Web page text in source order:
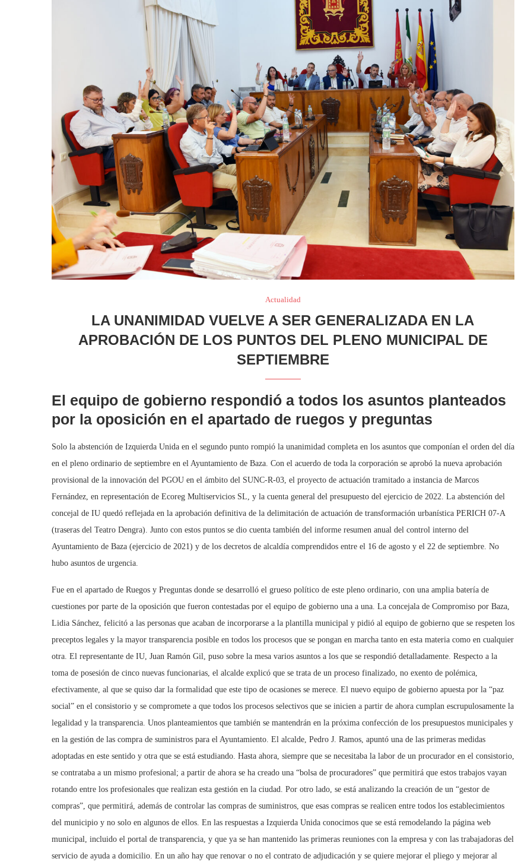
Actualidad
LA UNANIMIDAD VUELVE A SER GENERALIZADA EN LA
APROBACIÓN DE LOS PUNTOS DEL PLENO MUNICIPAL DE
SEPTIEMBRE
El equipo de gobierno respondió a todos los asuntos planteados
por la oposición en el apartado de ruegos y preguntas
Solo la abstención de Izquierda Unida en el segundo punto rompió la unanimidad completa en los asuntos que componían el orden del día
en el pleno ordinario de septiembre en el Ayuntamiento de Baza. Con el acuerdo de toda la corporación se aprobó la nueva aprobación
provisional de la innovación del PGOU en el ámbito del SUNC-R-03, el proyecto de actuación tramitado a instancia de Marcos
Fernández, en representación de Ecoreg Multiservicios SL, y la cuenta general del presupuesto del ejercicio de 2022. La abstención del
concejal de IU quedó reflejada en la aprobación definitiva de la delimitación de actuación de transformación urbanística PERICH 07-A
(traseras del Teatro Dengra). Junto con estos puntos se dio cuenta también del informe resumen anual del control interno del
Ayuntamiento de Baza (ejercicio de 2021) y de los decretos de alcaldía comprendidos entre el 16 de agosto y el 22 de septiembre. No
hubo asuntos de urgencia.
Fue en el apartado de Ruegos y Preguntas donde se desarrolló el grueso político de este pleno ordinario, con una amplia batería de
cuestiones por parte de la oposición que fueron contestadas por el equipo de gobierno una a una. La concejala de Compromiso por Baza,
Lidia Sánchez, felicitó a las personas que acaban de incorporarse a la plantilla municipal y pidió al equipo de gobierno que se respeten los
preceptos legales y la mayor transparencia posible en todos los procesos que se pongan en marcha tanto en esta materia como en cualquier
otra. El representante de IU, Juan Ramón Gil, puso sobre la mesa varios asuntos a los que se respondió detalladamente. Respecto a la
toma de posesión de cinco nuevas funcionarias, el alcalde explicó que se trata de un proceso finalizado, no exento de polémica,
efectivamente, al que se quiso dar la formalidad que este tipo de ocasiones se merece. El nuevo equipo de gobierno apuesta por la “paz
social” en el consistorio y se compromete a que todos los procesos selectivos que se inicien a partir de ahora cumplan escrupulosamente la
legalidad y la transparencia. Unos planteamientos que también se mantendrán en la próxima confección de los presupuestos municipales y
en la gestión de las compra de suministros para el Ayuntamiento. El alcalde, Pedro J. Ramos, apuntó una de las primeras medidas
adoptadas en este sentido y otra que se está estudiando. Hasta ahora, siempre que se necesitaba la labor de un procurador en el consistorio,
se contrataba a un mismo profesional; a partir de ahora se ha creado una “bolsa de procuradores” que permitirá que estos trabajos vayan
rotando entre los profesionales que realizan esta gestión en la ciudad. Por otro lado, se está analizando la creación de un “gestor de
compras”, que permitirá, además de controlar las compras de suministros, que esas compras se realicen entre todos los establecimientos
del municipio y no solo en algunos de ellos. En las respuestas a Izquierda Unida conocimos que se está remodelando la página web
municipal, incluido el portal de transparencia, y que ya se han mantenido las primeras reuniones con la empresa y con las trabajadoras del
servicio de ayuda a domicilio. En un año hay que renovar o no el contrato de adjudicación y se quiere mejorar el pliego y mejorar al